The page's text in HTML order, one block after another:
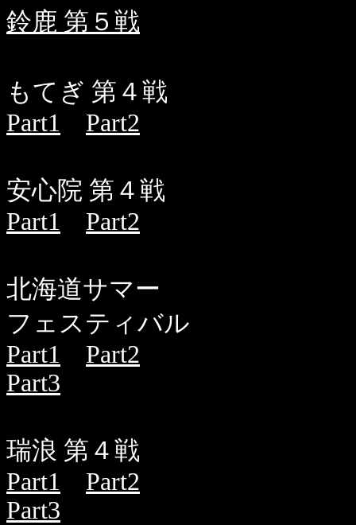
鈴鹿 第５戦
もてぎ 第４戦
Part1
Part2
安心院 第４戦
Part1
Part2
北海道サマー
フェスティバル
Part1
Part2
Part3
瑞浪 第４戦
Part1
Part2
Part3